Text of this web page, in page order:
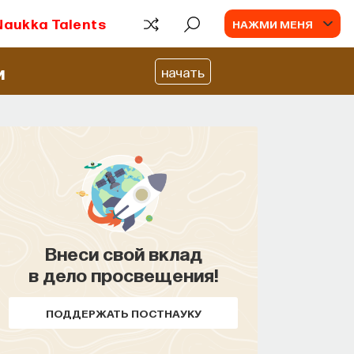
Talents НАЖМИ МЕНЯ
начать
Внеси свой вклад
в дело просвещения!
ПОДДЕРЖАТЬ ПОСТНАУКУ
Наука сна: как управлять
своим сном